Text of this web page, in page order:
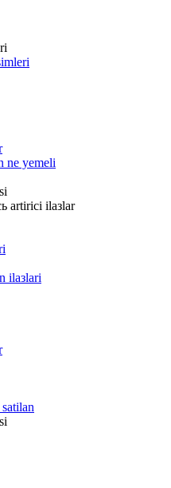
ne yemeli
artirici ilaзlar
ilaзlari